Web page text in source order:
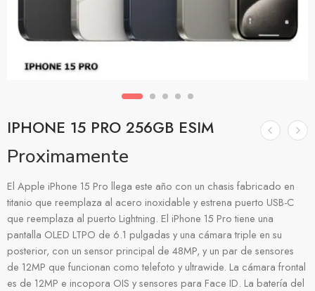
IPHONE 15 PRO 256GB ESIM
Proximamente
El Apple iPhone 15 Pro llega este año con un chasis fabricado en
titanio que reemplaza al acero inoxidable y estrena puerto USB-C
que reemplaza al puerto Lightning. El iPhone 15 Pro tiene una
pantalla OLED LTPO de 6.1 pulgadas y una cámara triple en su
posterior, con un sensor principal de 48MP, y un par de sensores
de 12MP que funcionan como telefoto y ultrawide. La cámara frontal
es de 12MP e incopora OIS y sensores para Face ID. La batería del